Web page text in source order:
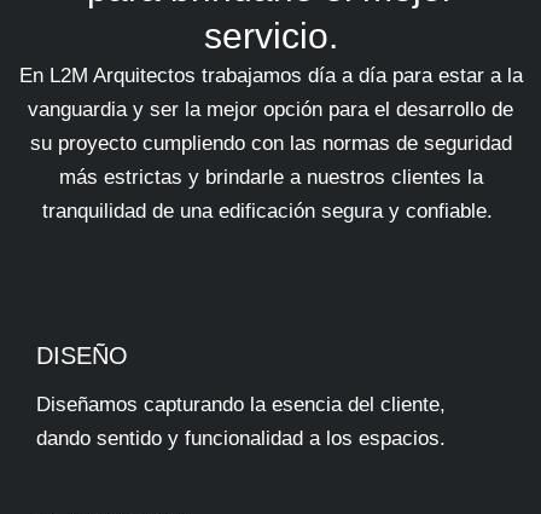
servicio.
En L2M Arquitectos trabajamos día a día para estar a la
vanguardia y ser la mejor opción para el desarrollo de
su proyecto cumpliendo con las normas de seguridad
más estrictas y brindarle a nuestros clientes la
tranquilidad de una edificación segura y confiable.
DISEÑO
Diseñamos capturando la esencia del cliente,
dando sentido y funcionalidad a los espacios.